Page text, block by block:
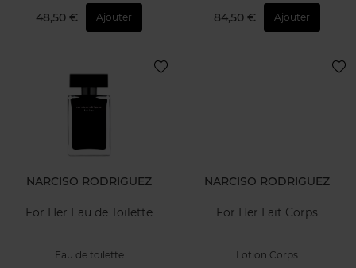
48,50 € Ajouter 84,50 € Ajouter
NARCISO RODRIGUEZ
For Her Eau de Toilette
Eau de toilette
NARCISO RODRIGUEZ
For Her Lait Corps
Lotion Corps